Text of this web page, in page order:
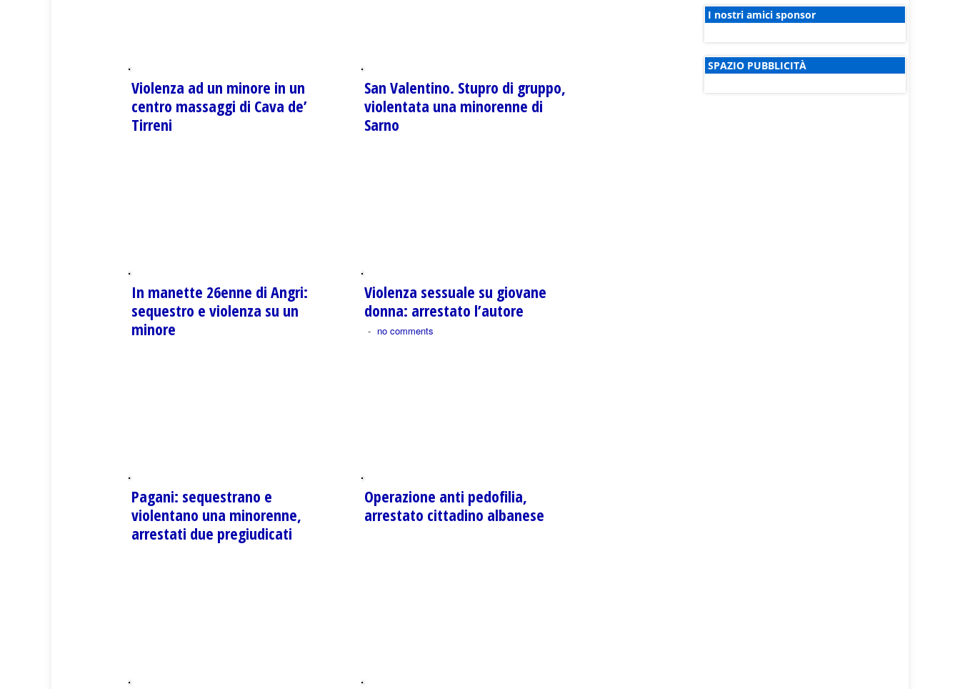
Violenza ad un minore in un
centro massaggi di Cava de’
Tirreni
San Valentino. Stupro di gruppo,
violentata una minorenne di
Sarno
In manette 26enne di Angri:
sequestro e violenza su un
minore
Violenza sessuale su giovane
donna: arrestato l’autore
- no comments
Pagani: sequestrano e
violentano una minorenne,
arrestati due pregiudicati
Operazione anti pedofilia,
arrestato cittadino albanese
I nostri amici sponsor
SPAZIO PUBBLICITÀ